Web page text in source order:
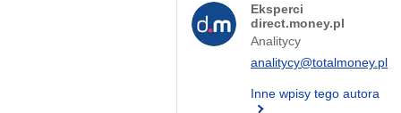
Eksperci
direct.money.pl
Analitycy
analitycy@totalmoney.pl
Inne wpisy tego autora